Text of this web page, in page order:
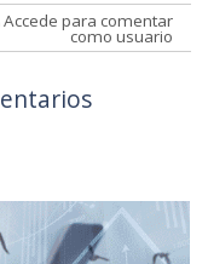
Accede para comentar
como usuario